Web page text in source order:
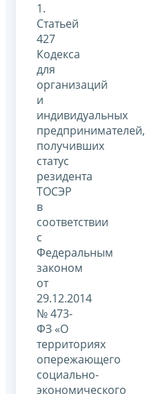
1.
Статьей
427
Кодекса
для
организаций
и
индивидуальных
предпринимателей,
получивших
статус
резидента
ТОСЭР
в
соответствии
с
Федеральным
законом
от
29.12.2014
№ 473-
ФЗ «О
территориях
опережающего
социально-
экономического